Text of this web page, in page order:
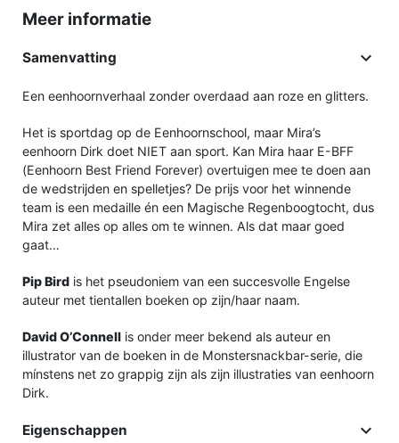
Meer informatie
Samenvatting 
Een eenhoornverhaal zonder overdaad aan roze en glitters.
Het is sportdag op de Eenhoornschool, maar Mira’s
eenhoorn Dirk doet NIET aan sport. Kan Mira haar E-BFF
(Eenhoorn Best Friend Forever) overtuigen mee te doen aan
de wedstrijden en spelletjes? De prijs voor het winnende
team is een medaille én een Magische Regenboogtocht, dus
Mira zet alles op alles om te winnen. Als dat maar goed
gaat…
Pip Bird is het pseudoniem van een succesvolle Engelse
auteur met tientallen boeken op zijn/haar naam.
David O’Connell is onder meer bekend als auteur en
illustrator van de boeken in de Monstersnackbar-serie, die
mínstens net zo grappig zijn als zijn illustraties van eenhoorn
Dirk.
Eigenschappen 